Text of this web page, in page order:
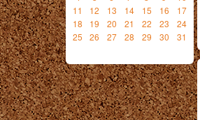
11
12 13 14 15 16
17
18
19 20 21 22 23
24
25
26 27 28 29 30 31